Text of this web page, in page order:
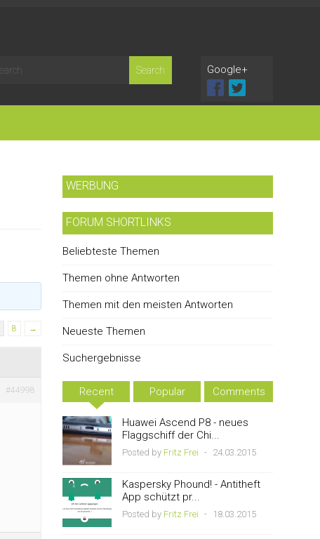
Google+
8 →
#44998
WERBUNG
FORUM SHORTLINKS
Beliebteste Themen
Themen ohne Antworten
Themen mit den meisten Antworten
Neueste Themen
Suchergebnisse
Recent Popular Comments
Huawei Ascend P8 - neues
Flaggschiff der Chi...
Posted by Fritz Frei - 24.03.2015
Kaspersky Phound! - Antitheft
App schützt pr...
Posted by Fritz Frei - 18.03.2015